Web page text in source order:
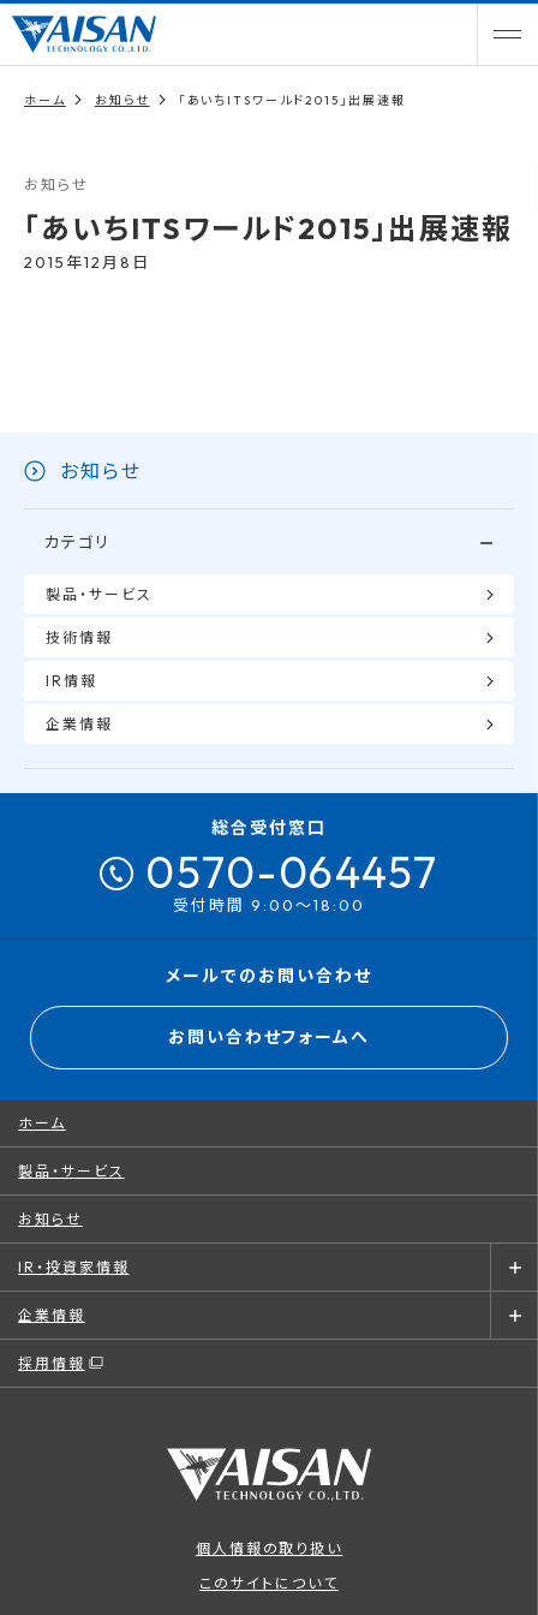
ホーム お知らせ 「あいちITSワールド2015」出展速報
お知らせ
「あいちITSワールド2015」出展速報
2015年12月8日
お知らせ
カテゴリ
製品・サービス
技術情報
IR情報
企業情報
総合受付窓口
0570-064457
受付時間 9:00～18:00
メールでのお問い合わせ
お問い合わせフォームへ
ホーム
製品・サービス
お知らせ
IR・投資家情報
企業情報
採用情報
個人情報の取り扱い
このサイトについて